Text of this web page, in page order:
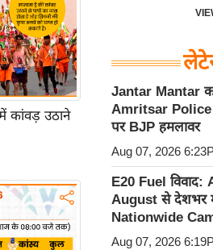
कांवड़ उठाने
से संबंध का
Jantar Mantar
Amritsar Police
पर BJP हमलावर
Aug 07, 2026
E20 Fuel विवाद:
August से देशभर
Nationwide
Aug 07, 2026